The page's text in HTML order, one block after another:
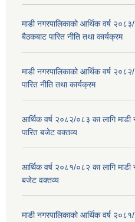
माडी नगरपालिकाको आर्थिक वर्ष
बैठकबाट पारित नीति तथा कार्यक्रम
माडी नगरपालिकाको आर्थिक वर्ष
पारित नीति तथा कार्यक्रम
आर्थिक वर्ष २०८२/०८३ का लागि माडी
पारित बजेट वक्तव्य
आर्थिक वर्ष २०८१/०८२ का लागि माडी
बजेट वक्तव्य
माडी नगरपालिकाको आर्थिक वर्ष